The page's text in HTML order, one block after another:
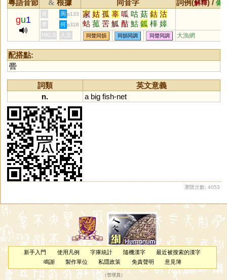
粵語音節 & 根據 同音字 詞例(解釋) / 備
gu1
黃 周 p133 家 姑 孤 辜 呱 咕 菇 鈷 沽
蛄 菰 罟 觚 酤 鮕 鈲 橭 嫴
泒 箛 軱 柧 鴣
李 何 p328
HKLS 人文 同聲同韻 同韻同調 同聲同調 大漁網
配搭點:
罾
詞類
英文意義
n.
a big fish-net
瀏覽次數: 4053
新手入門 使用凡例 字庫統計 隨機漢字
最近被搜索的漢字
鳴謝
製作單位 私隱政策 免責聲明 意見簿
（管理員 ）